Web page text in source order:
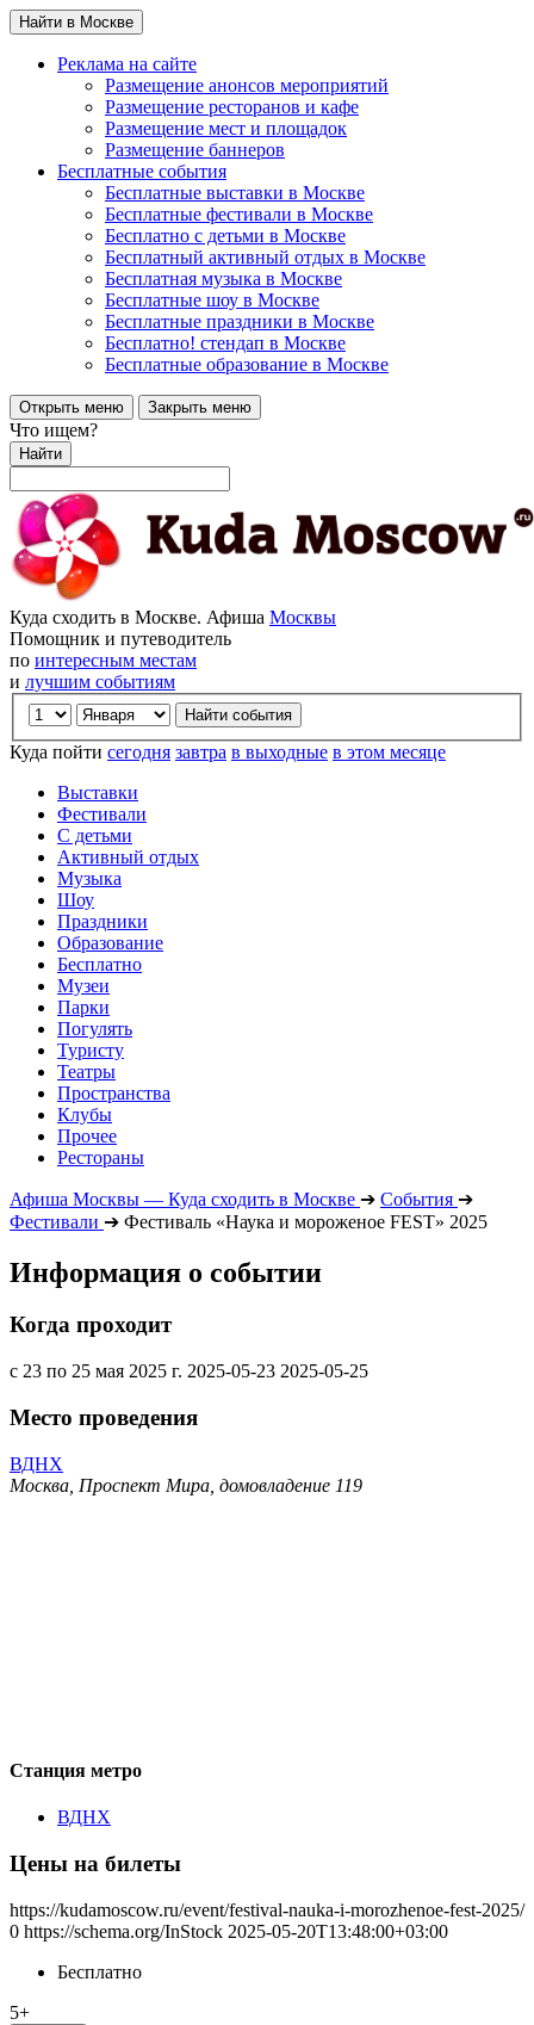
Найти в Москве
Реклама на сайте
Размещение анонсов мероприятий
Размещение ресторанов и кафе
Размещение мест и площадок
Размещение баннеров
Бесплатные события
Бесплатные выставки в Москве
Бесплатные фестивали в Москве
Бесплатно с детьми в Москве
Бесплатный активный отдых в Москве
Бесплатная музыка в Москве
Бесплатные шоу в Москве
Бесплатные праздники в Москве
Бесплатно! стендап в Москве
Бесплатные образование в Москве
Открыть меню Закрыть меню
Что ищем?
Найти
Куда сходить в Москве. Афиша Москвы
Помощник и путеводитель
по интересным местам
и лучшим событиям
Куда пойти сегодня завтра в выходные в этом месяце
Выставки
Фестивали
С детьми
Активный отдых
Музыка
Шоу
Праздники
Образование
Бесплатно
Музеи
Парки
Погулять
Туристу
Театры
Пространства
Клубы
Прочее
Рестораны
Афиша Москвы — Куда сходить в Москве ➔ События ➔
Фестивали ➔ Фестиваль «Наука и мороженое FEST» 2025
Информация о событии
Когда проходит
с 23 по 25 мая 2025 г. 2025-05-23 2025-05-25
Место проведения
ВДНХ
Москва, Проспект Мира, домовладение 119
Станция метро
ВДНХ
Цены на билеты
https://kudamoscow.ru/event/festival-nauka-i-morozhenoe-fest-2025/
0 https://schema.org/InStock 2025-05-20T13:48:00+03:00
Бесплатно
5+